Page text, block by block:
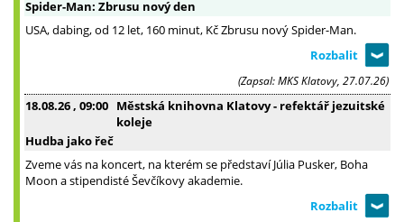
Spider-Man: Zbrusu nový den
USA, dabing, od 12 let, 160 minut, Kč Zbrusu nový Spider-Man.
(Zapsal: MKS Klatovy, 27.07.26)
18.08.26 , 09:00 Městská knihovna Klatovy - refektář jezuitské
koleje
Hudba jako řeč
Zveme vás na koncert, na kterém se představí Júlia Pusker, Boha
Moon a stipendisté Ševčíkovy akademie.